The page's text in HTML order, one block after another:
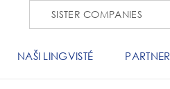
SISTER COMPANIES
NAŠI LINGVISTÉ PARTNER